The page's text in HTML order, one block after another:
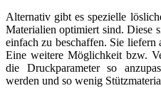
Alternativ gibt es spezielle
Materialien optimiert sind. Diese
einfach zu beschaffen. Sie liefern
Eine weitere Möglichkeit bzw.
die Druckparameter so
werden und so wenig